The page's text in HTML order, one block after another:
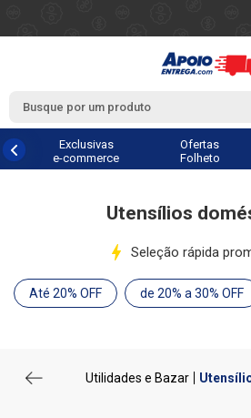
Exclusivas
e-commerce
Ofertas
Folheto
Utensílios
Seleção rápida
Até 20% OFF de 20% a 30% OFF
Utilidades e Bazar